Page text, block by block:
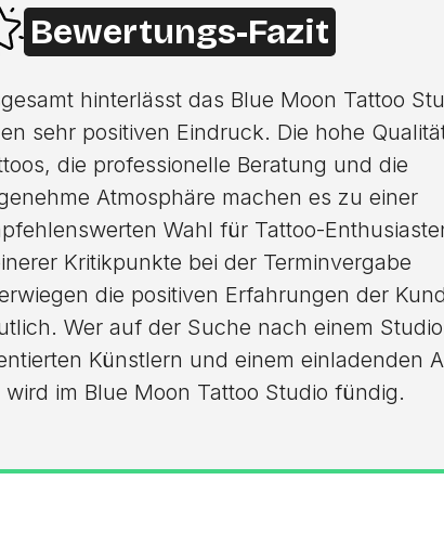
Bewertungs-Fazit
hinterlässt das Blue Moon Tattoo
sehr positiven Eindruck. Die hohe
die professionelle Beratung und die
Atmosphäre machen es zu einer
Wahl für Tattoo-
Kritikpunkte bei der Terminvergabe
die positiven Erfahrungen der
Wer auf der Suche nach einem
Künstlern und einem einladenden
wird im Blue Moon Tattoo Studio fündig.